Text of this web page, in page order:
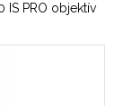
IS PRO objektív